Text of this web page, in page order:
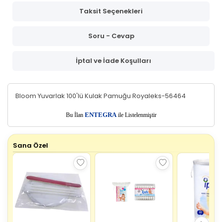
Taksit Seçenekleri
Soru - Cevap
İptal ve İade Koşulları
Bloom Yuvarlak 100'lü Kulak Pamuğu Royaleks-56464
Bu İlan ENTEGRAile Listelenmiştir
Sana Özel